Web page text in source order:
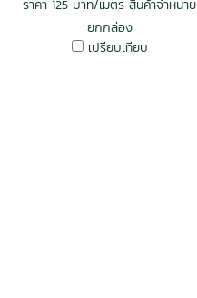
ราคา 125 บาท/เมตร สินค้าจำหน่าย
ยกกล่อง
เปรียบเทียบ